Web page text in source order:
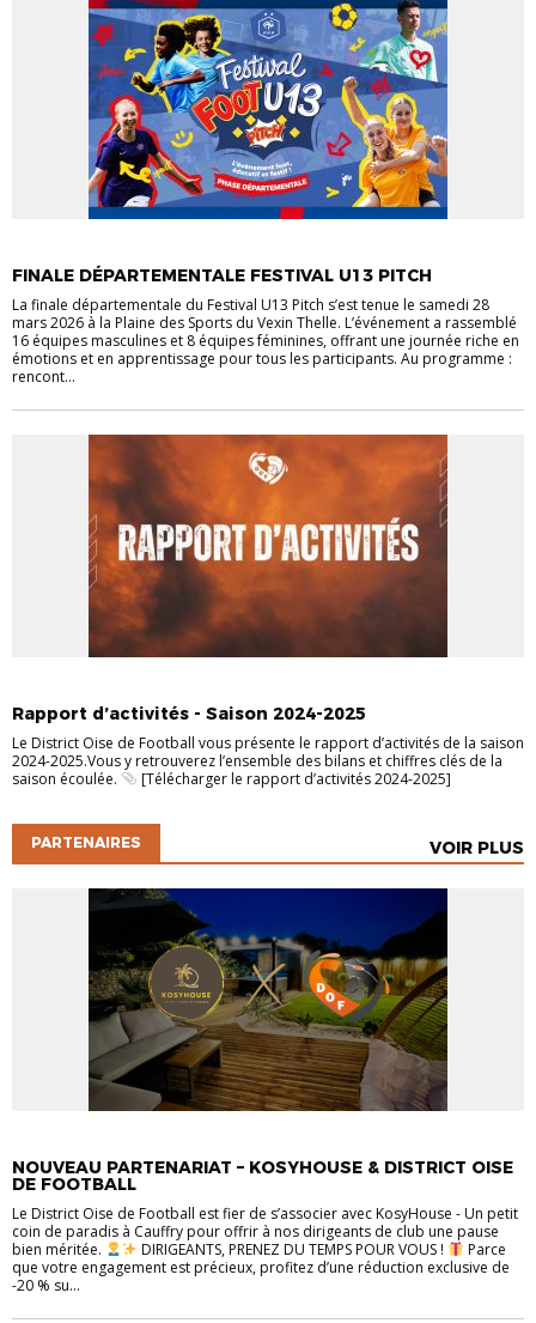
FINALE DÉPARTEMENTALE FESTIVAL U13 PITCH
La finale départementale du Festival U13 Pitch s’est tenue le samedi 28
mars 2026 à la Plaine des Sports du Vexin Thelle. L’événement a rassemblé
16 équipes masculines et 8 équipes féminines, offrant une journée riche en
émotions et en apprentissage pour tous les participants. Au programme :
rencont...
Rapport d’activités - Saison 2024-2025
Le District Oise de Football vous présente le rapport d’activités de la saison
2024-2025.Vous y retrouverez l’ensemble des bilans et chiffres clés de la
saison écoulée.
[Télécharger le rapport d’activités 2024-2025]
PARTENAIRES VOIR PLUS
NOUVEAU PARTENARIAT – KOSYHOUSE & DISTRICT OISE
DE FOOTBALL
Le District Oise de Football est fier de s’associer avec KosyHouse - Un petit
coin de paradis à Cauffry pour offrir à nos dirigeants de club une pause
bien méritée.
DIRIGEANTS, PRENEZ DU TEMPS POUR VOUS !
Parce
que votre engagement est précieux, profitez d’une réduction exclusive de
-20 % su...